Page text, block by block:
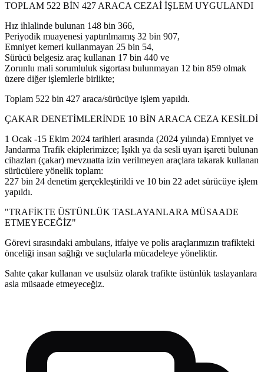
TOPLAM 522 BİN 427 ARACA CEZAİ İŞLEM UYGULANDI
Hız ihlalinde bulunan 148 bin 366,
Periyodik muayenesi yaptırılmamış 32 bin 907,
Emniyet kemeri kullanmayan 25 bin 54,
Sürücü belgesiz araç kullanan 17 bin 440 ve
Zorunlu mali sorumluluk sigortası bulunmayan 12 bin 859 olmak
üzere diğer işlemlerle birlikte;
Toplam 522 bin 427 araca/sürücüye işlem yapıldı.
ÇAKAR DENETİMLERİNDE 10 BİN ARACA CEZA KESİLDİ
1 Ocak -15 Ekim 2024 tarihleri arasında (2024 yılında) Emniyet ve
Jandarma Trafik ekiplerimizce; Işıklı ya da sesli uyarı işareti bulunan
cihazları (çakar) mevzuatta izin verilmeyen araçlara takarak kullanan
sürücülere yönelik toplam:
227 bin 24 denetim gerçekleştirildi ve 10 bin 22 adet sürücüye işlem
yapıldı.
"TRAFİKTE ÜSTÜNLÜK TASLAYANLARA MÜSAADE
ETMEYECEĞİZ"
Görevi sırasındaki ambulans, itfaiye ve polis araçlarımızın trafikteki
önceliği insan sağlığı ve suçlularla mücadeleye yöneliktir.
Sahte çakar kullanan ve usulsüz olarak trafikte üstünlük taslayanlara
asla müsaade etmeyeceğiz.